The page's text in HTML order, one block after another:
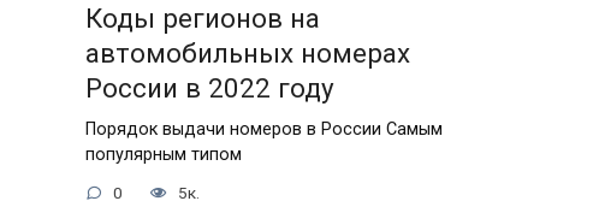
Коды регионов на
автомобильных номерах
России в 2022 году
Порядок выдачи номеров в России Самым
популярным типом
0 5к.